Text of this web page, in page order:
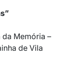
da Memória –
de Vila